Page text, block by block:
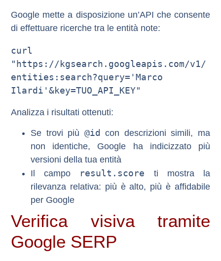
Google mette a disposizione un’API che consente
di effettuare ricerche tra le entità note:
curl
"https://kgsearch.googleapis.com/v1/
entities:search?query='Marco
Analizza i risultati ottenuti:
Se trovi più @id con descrizioni simili, ma
non identiche, Google ha indicizzato più
versioni della tua entità
Il campo
result.score ti mostra la
rilevanza relativa: più è alto, più è affidabile
per Google
Verifica visiva tramite
Google SERP